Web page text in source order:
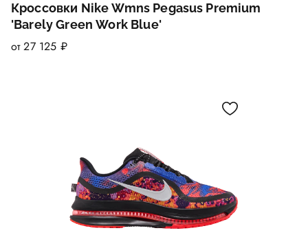
Кроссовки Nike Wmns Pegasus Premium
'Barely Green Work Blue'
от 27 125 ₽